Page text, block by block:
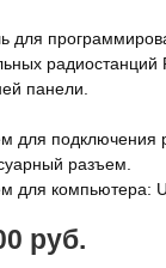
для
радиостанций
панели.
для подключения
разъем.
для компьютера:
руб.